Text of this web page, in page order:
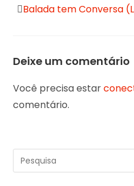
Balada tem Conversa
Deixe um comentário
Você precisa estar
comentário.